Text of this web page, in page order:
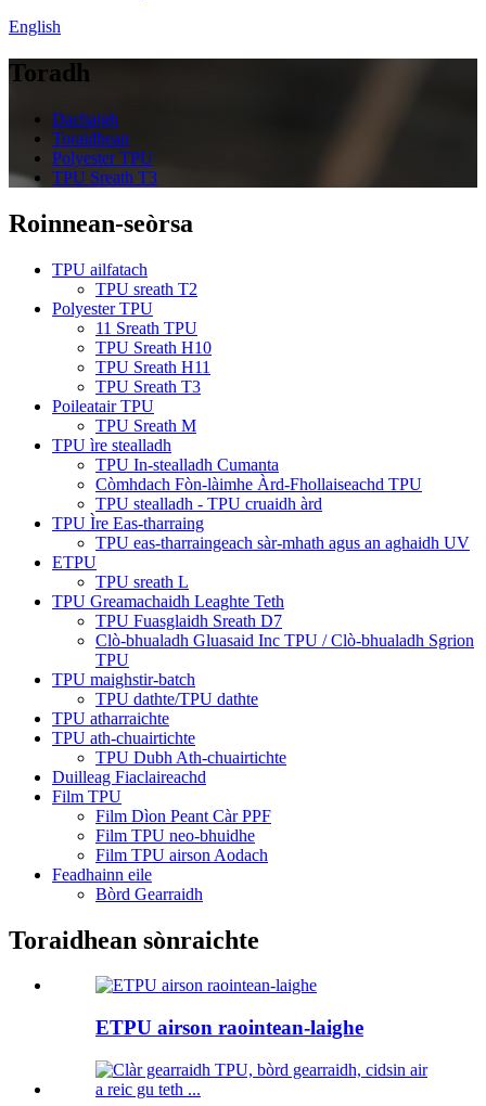
English
Toradh
Dachaigh
Toraidhean
Polyester TPU
TPU Sreath T3
Roinnean-seòrsa
TPU ailfatach
TPU sreath T2
Polyester TPU
11 Sreath TPU
TPU Sreath H10
TPU Sreath H11
TPU Sreath T3
Poileatair TPU
TPU Sreath M
TPU ìre stealladh
TPU In-stealladh Cumanta
Còmhdach Fòn-làimhe Àrd-Fhollaiseachd TPU
TPU stealladh - TPU cruaidh àrd
TPU Ìre Eas-tharraing
TPU eas-tharraingeach sàr-mhath agus an aghaidh UV
ETPU
TPU sreath L
TPU Greamachaidh Leaghte Teth
TPU Fuasglaidh Sreath D7
Clò-bhualadh Gluasaid Inc TPU / Clò-bhualadh Sgrion
TPU
TPU maighstir-batch
TPU dathte/TPU dathte
TPU atharraichte
TPU ath-chuairtichte
TPU Dubh Ath-chuairtichte
Duilleag Fiaclaireachd
Film TPU
Film Dìon Peant Càr PPF
Film TPU neo-bhuidhe
Film TPU airson Aodach
Feadhainn eile
Bòrd Gearraidh
Toraidhean sònraichte
ETPU airson raointean-laighe